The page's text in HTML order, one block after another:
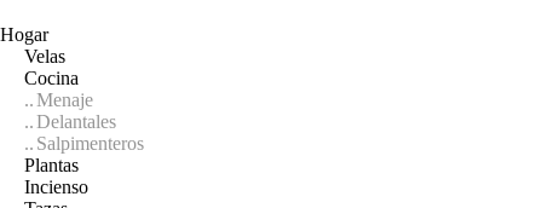
Hogar
Velas
Cocina
Menaje
Delantales
Salpimenteros
Plantas
Incienso